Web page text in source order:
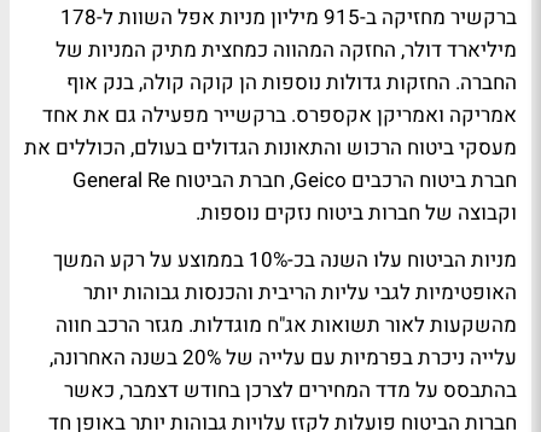
ברקשיר מחזיקה ב-915 מיליון מניות אפל השוות ל-178
מיליארד דולר, החזקה המהווה כמחצית מתיק המניות של
החברה. החזקות גדולות נוספות הן קוקה קולה, בנק אוף
אמריקה ואמריקן אקספרס. ברקשייר מפעילה גם את אחד
מעסקי ביטוח הרכוש והתאונות הגדולים בעולם, הכוללים את
חברת ביטוח הרכבים Geico, חברת הביטוח General Re
וקבוצה של חברות ביטוח נזקים נוספות.
מניות הביטוח עלו השנה בכ-10% בממוצע על רקע המשך
האופטימיות לגבי עליות הריבית והכנסות גבוהות יותר
מהשקעות לאור תשואות אג"ח מוגדלות. מגזר הרכב חווה
עלייה ניכרת בפרמיות עם עלייה של 20% בשנה האחרונה,
בהתבסס על מדד המחירים לצרכן בחודש דצמבר, כאשר
חברות הביטוח פועלות לקזז עלויות גבוהות יותר באופן חד